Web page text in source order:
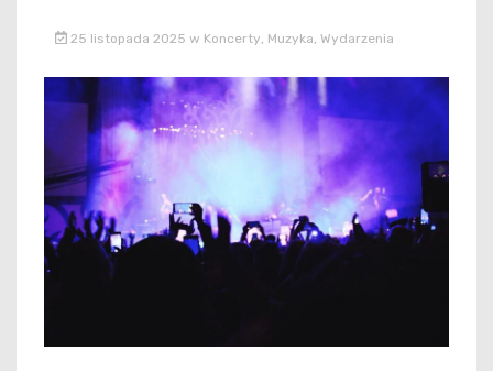
25 listopada 2025 w Koncerty Muzyka Wydarzenia